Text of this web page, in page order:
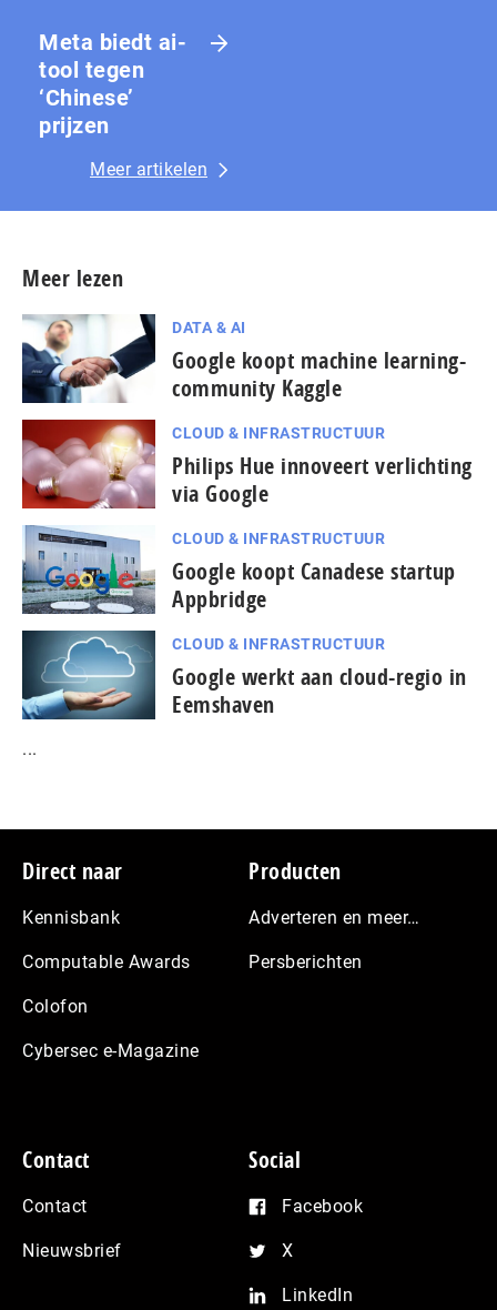
Meta biedt ai-
tool tegen
‘Chinese’
prijzen
Meer artikelen
Meer lezen
DATA & AI
Google koopt machine learning-
community Kaggle
CLOUD & INFRASTRUCTUUR
Philips Hue innoveert verlichting
via Google
CLOUD & INFRASTRUCTUUR
Google koopt Canadese startup
Appbridge
CLOUD & INFRASTRUCTUUR
Google werkt aan cloud-regio in
Eemshaven
...
Footer
Direct naar
Kennisbank
Computable Awards
Colofon
Cybersec e-Magazine
Producten
Adverteren en meer…
Persberichten
Contact
Contact
Nieuwsbrief
Social
Facebook
X
LinkedIn